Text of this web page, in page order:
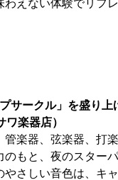
えない体験でリフ
サークル」を盛り
楽器店）
楽器、弦楽器、打
もと、夜のスター
さしい音色は、キ